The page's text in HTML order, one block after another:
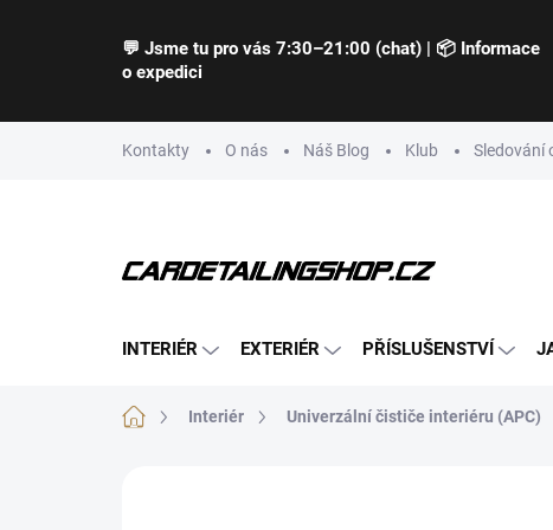
💬 Jsme tu pro vás 7:30–21:00 (chat) | 📦 Informace
o expedici
Kontakty O nás Náš Blog Klub Sledování
INTERIÉR EXTERIÉR PŘÍSLUŠENSTVÍ
Domů Interiér Univerzální čističe interiéru (APC)